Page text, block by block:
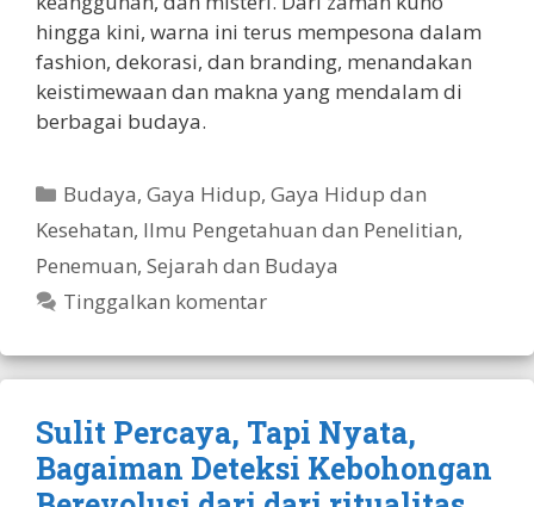
hingga kini, warna ini terus mempesona dalam
fashion, dekorasi, dan branding, menandakan
keistimewaan dan makna yang mendalam di
berbagai budaya.
Kategori
Budaya,Gaya Hidup,Gaya Hidup dan
Kesehatan, Ilmu Pengetahuan dan Penelitian,
Penemuan, Sejarah dan Budaya
Tinggalkan komentar
Sulit Percaya, Tapi Nyata,
Bagaiman Deteksi Kebohongan